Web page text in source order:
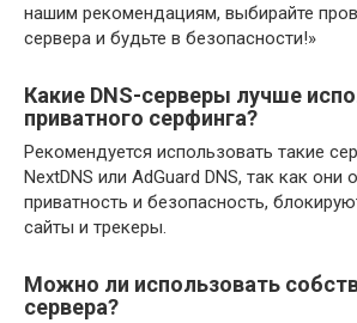
нашим рекомендациям, выбирайте
сервера и будьте в безопасности!»
Какие DNS-серверы лучше
приватного серфинга?
Рекомендуется использовать такие
NextDNS или AdGuard DNS, так как они
приватность и безопасность,
сайты и трекеры.
Можно ли использовать
сервера?